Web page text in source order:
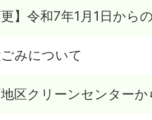
更】令和7年1月1日から
みについて
区クリーンセンター